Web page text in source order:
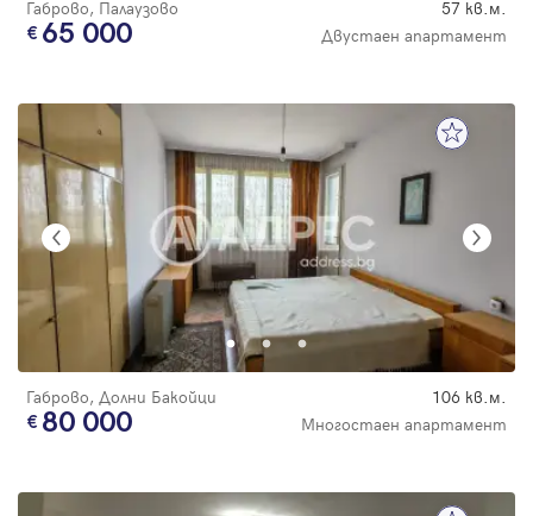
Габрово, Палаузово 57 кв.м.
65 000 Двустаен апартамент
Габрово, Долни Бакойци 106 кв.м.
80 000 Многостаен апартамент